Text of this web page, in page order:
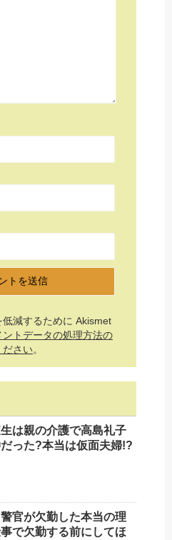
減するために Akismet
ントデータの処理方法の
ださい。
は親の介護で高島礼子
った?本当は仮面夫婦!?
官が欠勤した本当の理
で欠勤する前にしてほ